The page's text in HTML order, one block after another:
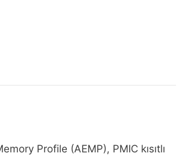
Profile (AEMP), PMIC kısıtlı